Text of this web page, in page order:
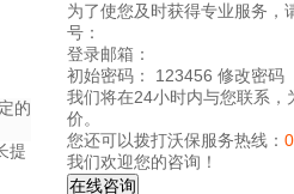
的
提
为了使您及时获得专业服务，
号：
登录邮箱：
初始密码： 123456 修改密码
我们将在24小时内与您联系，
价。
您还可以拨打沃保服务热线：
我们欢迎您的咨询！